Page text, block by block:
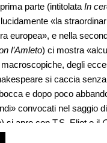
parte (intitolata In
«la
europea», e nella
l’Amleto) ci mostra
degli
si caccia
e dopo poco
convocati nel saggio
) si apre con T.S. Eliot e il
io non sono il